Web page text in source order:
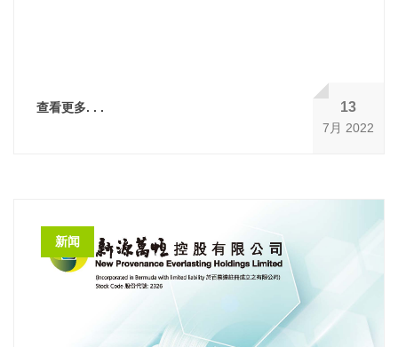
查看更多. . . 13
7月 2022
新闻